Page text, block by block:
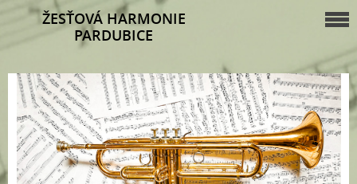
ŽESŤOVÁ HARMONIE
PARDUBICE